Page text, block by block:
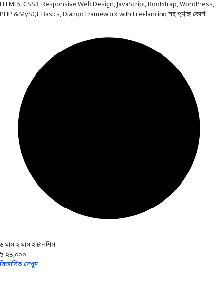
HTML5, CSS3, Responsive Web Design, JavaScript, Bootstrap, WordPress,
PHP & MySQL Basics, Django Framework with Freelancing সহ পূর্ণাঙ্গ কোর্স।
৬ মাস ২ মাস ইন্টার্নশিপ
৳ ২৪,০০০
বিস্তারিত দেখুন